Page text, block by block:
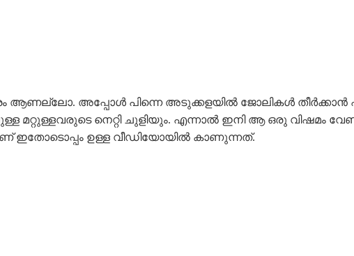
ആണല്ലോ. അപ്പോൾ പിന്നെ അടുക്കളയിൽ ജോലികൾ
മറ്റുള്ളവരുടെ നെറ്റി ചുളിയും. എന്നാൽ ഇനി ആ ഒരു വിഷമം
ഇതോടൊപ്പം ഉള്ള വീഡിയോയിൽ കാണുന്നത്.